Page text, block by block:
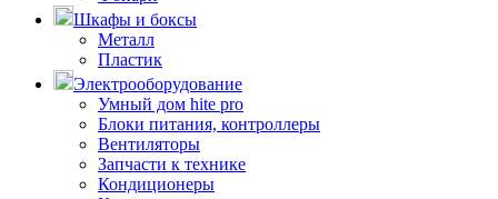
Шкафы и боксы
Металл
Пластик
Электрооборудование
Умный дом hite pro
Блоки питания, контроллеры
Вентиляторы
Запчасти к технике
Кондиционеры